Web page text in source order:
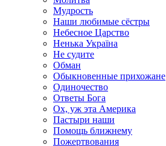
Мудрость
Наши любимые сёстры
Небесное Царство
Ненька Україна
Не судите
Обман
Обыкновенные прихожане
Одиночество
Ответы Бога
Ох, уж эта Америка
Пастыри наши
Помощь ближнему
Пожертвования